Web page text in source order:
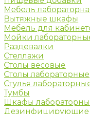
Мебель
Вытяжные шкафы
Мебель для
Мойки
Раздевалки
Стеллажи
Столы весовые
Столы лабораторные
Стулья
Тумбы
Шкафы
Дезинфицирующие